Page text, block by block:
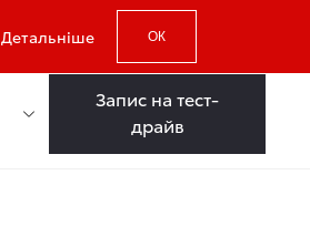
Детальніше ОК
Запис на тест-
драйв